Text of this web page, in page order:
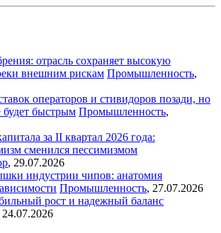
отрасль сохраняет высокую
внешним рискам Промышленность,
операторов и стивидоров позади, но
будет быстрым Промышленность,
за II квартал 2026 года:
сменился пессимизмом
, 29.07.2026
индустрии чипов: анатомия
Промышленность, 27.07.2026
рост и надежный баланс
24.07.2026